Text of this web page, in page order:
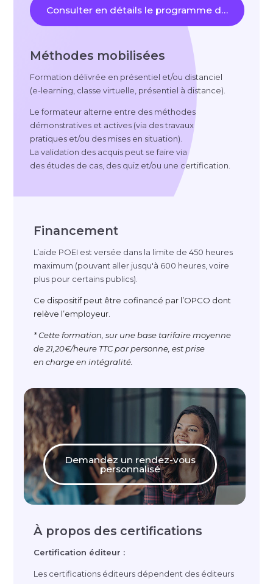
Consulter en détails le programme de la
Méthodes mobilisées
Formation délivrée en présentiel et/ou distanciel
(e-learning , classe virtuelle, présentiel à distance).
Le formateur alterne entre des méthodes
démonstratives et actives (via des travaux
pratiques et/ou des mises en situation).
La validation des acquis peut se faire via
des études de cas, des quiz et/ou une certification.
Financement
L’aide POEI est versée dans la limite de 450 heures
maximum (pouvant aller jusqu'à 600 heures, voire
plus pour certains publics).
Ce dispositif peut être cofinancé par l’OPCO dont
relève l’employeur.
* Cette formation, sur une base tarifaire moyenne
de 21,20€/heure TTC par personne, est prise
en charge en intégralité.
Demandez un rendez-vous
personnalisé
À propos des certifications
Certification éditeur :
Les certifications éditeurs dépendent des éditeurs